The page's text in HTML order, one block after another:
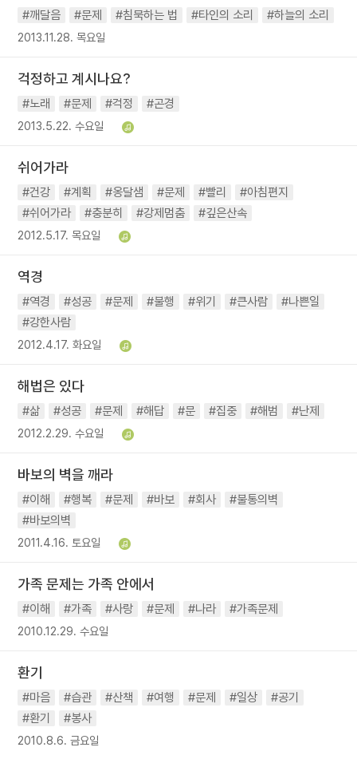
#깨달음 #문제 #침묵하는 법 #타인의 소리 #하늘의 소리
2013.11.28. 목요일
걱정하고 계시나요?
#노래 #문제 #걱정 #곤경
2013.5.22. 수요일
쉬어가라
#건강 #계획 #옹달샘 #문제 #빨리
#아침편지
#쉬어가라
#충분히 #강제멈춤 #깊은산속
2012.5.17. 목요일
역경
#역경 #성공 #문제 #불행 #위기 #큰사람
#나쁜일
#강한사람
2012.4.17. 화요일
해법은 있다
#삶 #성공 #문제 #해답 #문 #집중 #해범 #난제
2012.2.29. 수요일
바보의 벽을 깨라
#이해 #행복 #문제 #바보 #회사
#불통의벽
#바보의벽
2011.4.16. 토요일
가족 문제는 가족 안에서
#이해 #가족 #사랑 #문제 #나라 #가족문제
2010.12.29. 수요일
환기
#마음 #습관 #산책 #여행 #문제 #일상
#공기
#환기
#봉사
2010.8.6. 금요일